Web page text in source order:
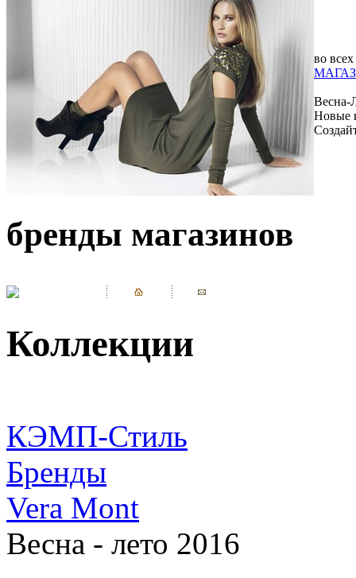
во всех
Весна-
Новые
бренды магазинов
Коллекции
КЭМП-Стиль
Бренды
Vera Mont
Весна - лето 2016